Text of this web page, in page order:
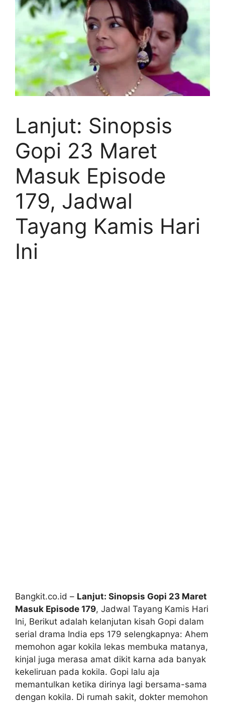
Lanjut: Sinopsis
Gopi 23 Maret
Masuk Episode
179, Jadwal
Tayang Kamis Hari
Ini
Bangkit.co.id – Lanjut: Sinopsis Gopi 23 Maret
Masuk Episode 179, Jadwal Tayang Kamis Hari
Ini, Berikut adalah kelanjutan kisah Gopi dalam
serial drama India eps 179 selengkapnya: Ahem
memohon agar kokila lekas membuka matanya,
kinjal juga merasa amat dikit karna ada banyak
kekeliruan pada kokila. Gopi lalu aja
memantulkan ketika dirinya lagi bersama-sama
dengan kokila. Di rumah sakit, dokter memohon